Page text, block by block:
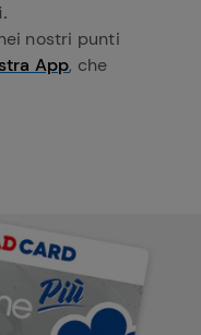
nostri punti
App, che